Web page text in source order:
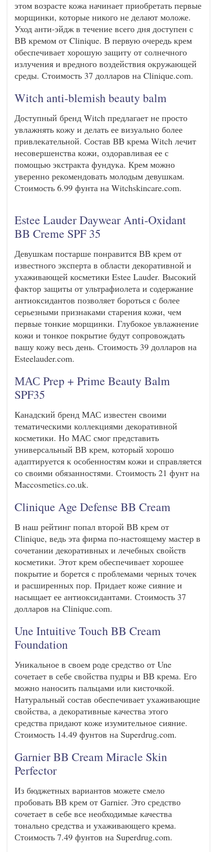
этом возрасте кожа начинает приобретать первые
морщинки, которые никого не делают моложе.
Уход анти-эйдж в течение всего дня доступен с
ВВ кремом от Clinique. В первую очередь крем
обеспечивает хорошую защиту от солнечного
излучения и вредного воздействия окружающей
среды. Стоимость 37 долларов на Clinique.com.
Witch anti-blemish beauty balm
Доступный бренд Witch предлагает не просто
увлажнять кожу и делать ее визуально более
привлекательной. Состав ВВ крема Witch лечит
несовершенства кожи, оздоравливая ее с
помощью экстракта фундука. Крем можно
уверенно рекомендовать молодым девушкам.
Стоимость 6.99 фунта на Witchskincare.com.
Estee Lauder Daywear Anti-Oxidant
BB Creme SPF 35
Девушкам постарше понравится ВВ крем от
известного эксперта в области декоративной и
ухаживающей косметики Estee Lauder. Высокий
фактор защиты от ультрафиолета и содержание
антиоксидантов позволяет бороться с более
серьезными признаками старения кожи, чем
первые тонкие морщинки. Глубокое увлажнение
кожи и тонкое покрытие будут сопровождать
вашу кожу весь день. Стоимость 39 долларов на
Esteelauder.com.
МАС Prep + Prime Beauty Balm
SPF35
Канадский бренд МАС известен своими
тематическими коллекциями декоративной
косметики. Но МАС смог представить
универсальный ВВ крем, который хорошо
адаптируется к особенностям кожи и справляется
со своими обязанностями. Стоимость 21 фунт на
Maccosmetics.co.uk.
Clinique Age Defense BB Cream
В наш рейтинг попал второй ВВ крем от
Clinique, ведь эта фирма по-настоящему мастер в
сочетании декоративных и лечебных свойств
косметики. Этот крем обеспечивает хорошее
покрытие и борется с проблемами черных точек
и расширенных пор. Придает коже сияние и
насыщает ее антиоксидантами. Стоимость 37
долларов на Clinique.com.
Une Intuitive Touch BB Cream
Foundation
Уникальное в своем роде средство от Une
сочетает в себе свойства пудры и ВВ крема. Его
можно наносить пальцами или кисточкой.
Натуральный состав обеспечивает ухаживающие
свойства, а декоративные качества этого
средства придают коже изумительное сияние.
Стоимость 14.49 фунтов на Superdrug.com.
Garnier BB Cream Miracle Skin
Perfector
Из бюджетных вариантов можете смело
пробовать ВВ крем от Garnier. Это средство
сочетает в себе все необходимые качества
тонально средства и ухаживающего крема.
Стоимость 7.49 фунтов на Superdrug.com.